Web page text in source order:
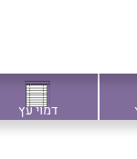
דמוי עץ